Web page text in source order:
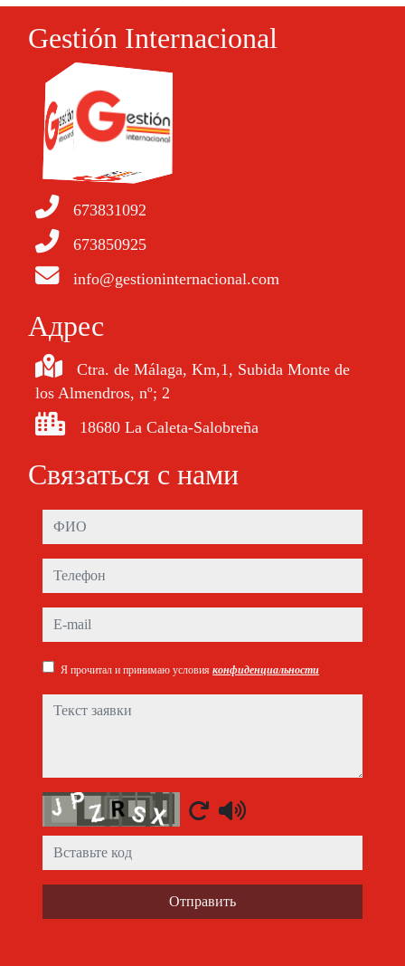
Gestión Internacional
673831092
673850925
info@gestioninternacional.com
Aдрес
Ctra. de Málaga, Km,1, Subida Monte de
los Almendros, nº; 2
18680 La Caleta-Salobreña
Связаться с нами
ФИО
Телефон
e-mail
Я прочитал и принимаю условия конфиденциальности
Текст заявки
Captcha
Отправить